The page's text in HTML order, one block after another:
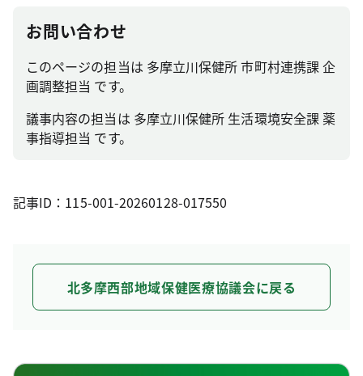
お問い合わせ
このページの担当は 多摩立川保健所 市町村連携課 企
画調整担当 です。
議事内容の担当は 多摩立川保健所 生活環境安全課 薬
事指導担当 です。
記事ID：115-001-20260128-017550
北多摩西部地域保健医療協議会に戻る